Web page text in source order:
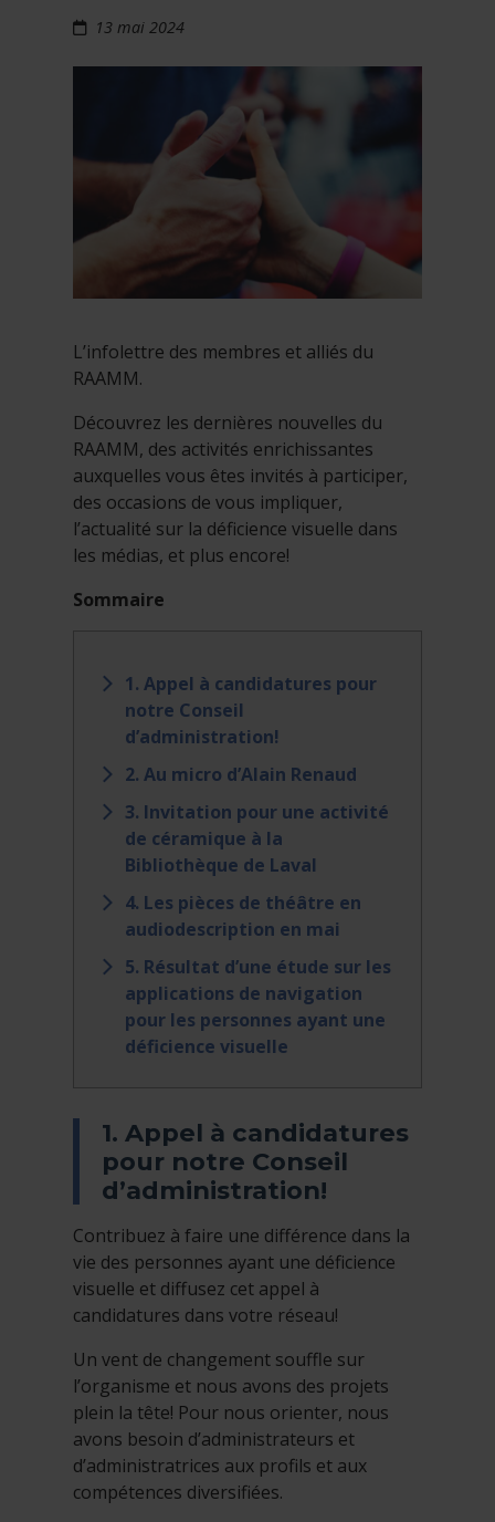
13 mai 2024
L’infolettre des membres et alliés du
RAAMM.
Découvrez les dernières nouvelles du
RAAMM, des activités enrichissantes
auxquelles vous êtes invités à participer,
des occasions de vous impliquer,
l’actualité sur la déficience visuelle dans
les médias, et plus encore!
Sommaire
1. Appel à candidatures pour
notre Conseil
d’administration!
2. Au micro d’Alain Renaud
3. Invitation pour une activité
de céramique à la
Bibliothèque de Laval
4. Les pièces de théâtre en
audiodescription en mai
5. Résultat d’une étude sur les
applications de navigation
pour les personnes ayant une
déficience visuelle
1. Appel à candidatures
pour notre Conseil
d’administration!
Contribuez à faire une différence dans la
vie des personnes ayant une déficience
visuelle et diffusez cet appel à
candidatures dans votre réseau!
Un vent de changement souffle sur
l’organisme et nous avons des projets
plein la tête! Pour nous orienter, nous
avons besoin d’administrateurs et
d’administratrices aux profils et aux
compétences diversifiées.